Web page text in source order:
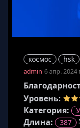
космос hsk
admin 6 апр. 2024
Уровень:
Категория:
Длина: 387